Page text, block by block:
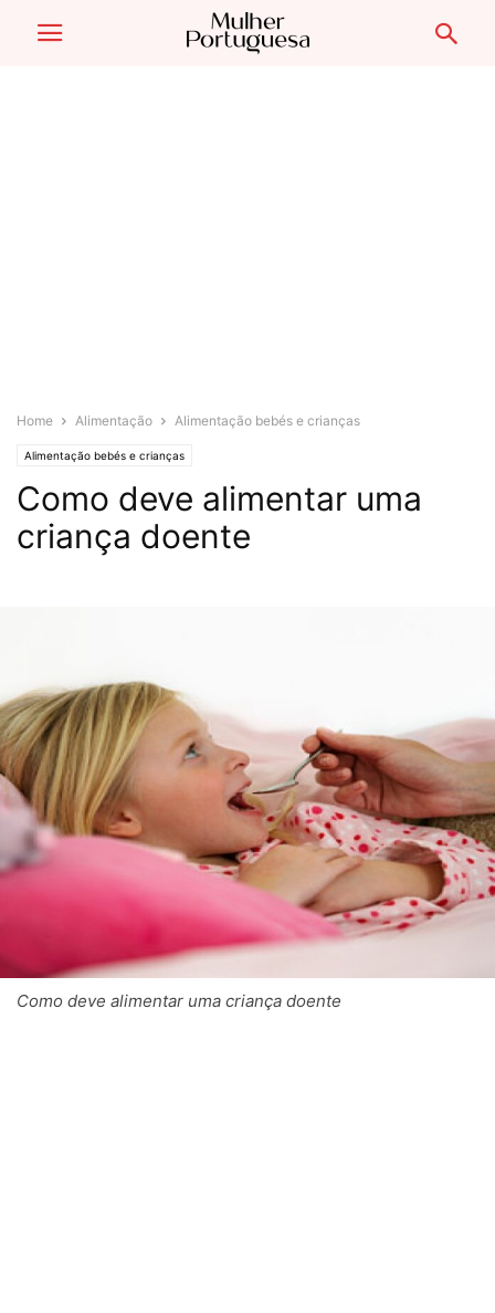
Home Alimentação Alimentação bebés e crianças
Alimentação bebés e crianças
Como deve alimentar uma
criança doente
Como deve alimentar uma criança doente